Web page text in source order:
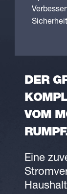
Sicherheit
DER
OM
UMPF.
Eine